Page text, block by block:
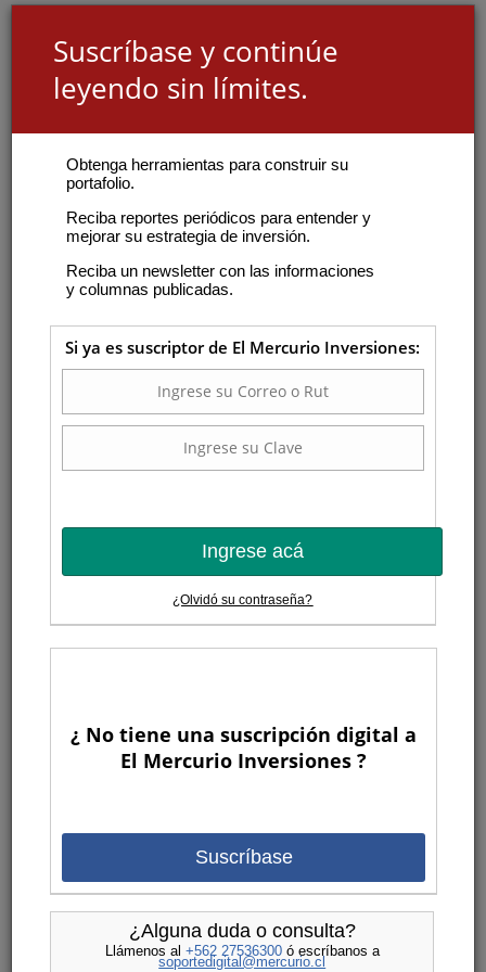
Suscríbase y continúe
leyendo sin límites.
Obtenga herramientas para construir su
portafolio.
Reciba reportes periódicos para entender y
mejorar su estrategia de inversión.
Reciba un newsletter con las informaciones
y columnas publicadas.
Si ya es suscriptor de El Mercurio Inversiones:
Ingrese acá
¿Olvidó su contraseña?
¿ No tiene una suscripción digital a
El Mercurio Inversiones ?
Suscríbase
¿Alguna duda o consulta?
Llámenos al +562 27536300ó escríbanos a
soportedigital@mercurio.cl